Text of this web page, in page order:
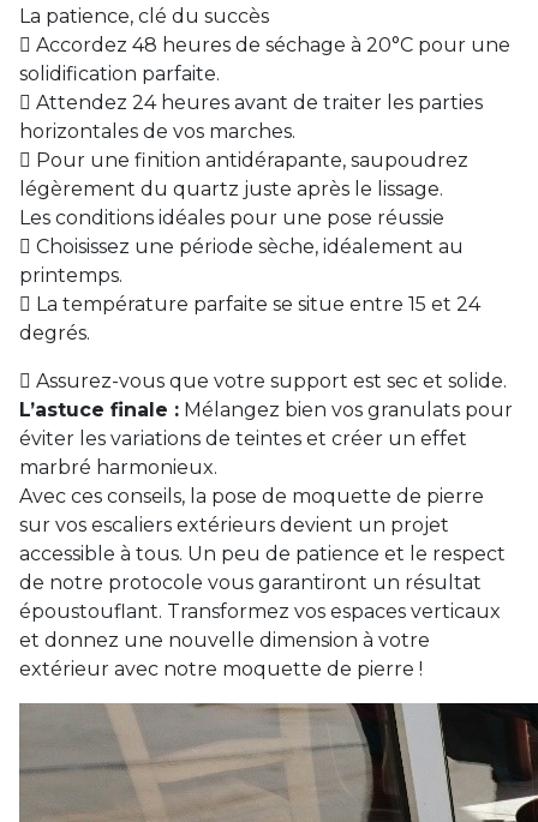
La patience, clé du succès
 Accordez 48 heures de séchage à 20°C pour une
solidification parfaite.
 Attendez 24 heures avant de traiter les parties
horizontales de vos marches.
 Pour une finition antidérapante, saupoudrez
légèrement du quartz juste après le lissage.
Les conditions idéales pour une pose réussie
 Choisissez une période sèche, idéalement au
printemps.
 La température parfaite se situe entre 15 et 24
degrés.
 Assurez-vous que votre support est sec et solide.
L’astuce finale : Mélangez bien vos granulats pour
éviter les variations de teintes et créer un effet
marbré harmonieux.
Avec ces conseils, la pose de moquette de pierre
sur vos escaliers extérieurs devient un projet
accessible à tous. Un peu de patience et le respect
de notre protocole vous garantiront un résultat
époustouflant. Transformez vos espaces verticaux
et donnez une nouvelle dimension à votre
extérieur avec notre moquette de pierre !